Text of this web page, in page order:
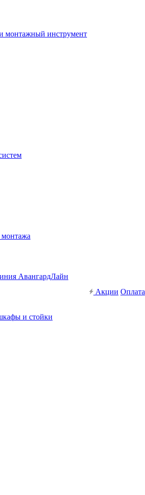
монтажный инструмент
монтажа
АвангардЛайн
и стойки
Акции Оплата